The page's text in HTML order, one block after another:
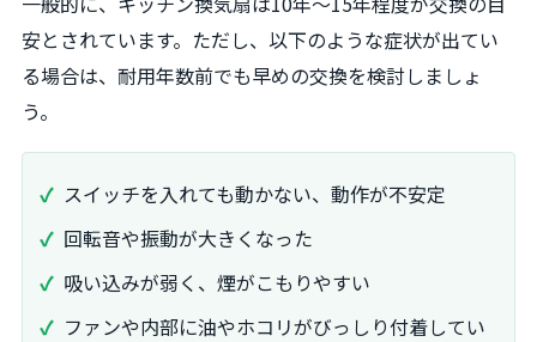
安とされています。ただし、以下のような症状が出てい
る場合は、耐用年数前でも早めの交換を検討しましょ
う。
スイッチを入れても動かない、動作が不安定
回転音や振動が大きくなった
吸い込みが弱く、煙がこもりやすい
ファンや内部に油やホコリがびっしり付着してい